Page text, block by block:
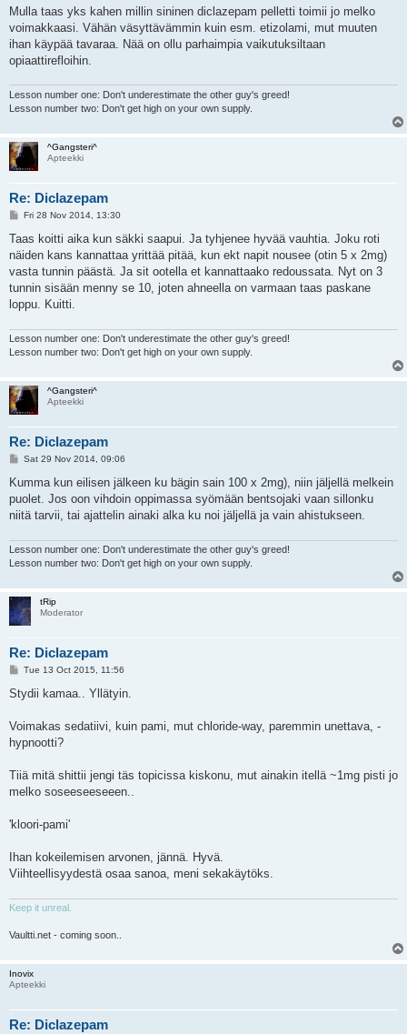
s
Mulla taas yks kahen millin sininen diclazepam pelletti toimii jo melko
voimakkaasi. Vähän väsyttävämmin kuin esm. etizolami, mut muuten
ihan käypää tavaraa. Nää on ollu parhaimpia vaikutuksiltaan
opiaattirefloihin.
Lesson number one: Don't underestimate the other guy's greed!
Lesson number two: Don't get high on your own supply.
^Gangsteri^
Apteekki
Re: Diclazepam
P
s
Fri 28 Nov 2014, 13:30
Taas koitti aika kun säkki saapui. Ja tyhjenee hyvää vauhtia. Joku roti
näiden kans kannattaa yrittää pitää, kun ekt napit nousee (otin 5 x 2mg)
vasta tunnin päästä. Ja sit ootella et kannattaako redoussata. Nyt on 3
tunnin sisään menny se 10, joten ahneella on varmaan taas paskane
loppu. Kuitti.
Lesson number one: Don't underestimate the other guy's greed!
Lesson number two: Don't get high on your own supply.
^Gangsteri^
Apteekki
Re: Diclazepam
P
s
Sat 29 Nov 2014, 09:06
Kumma kun eilisen jälkeen ku bägin sain 100 x 2mg), niin jäljellä melkein
puolet. Jos oon vihdoin oppimassa syömään bentsojaki vaan sillonku
niitä tarvii, tai ajattelin ainaki alka ku noi jäljellä ja vain ahistukseen.
Lesson number one: Don't underestimate the other guy's greed!
Lesson number two: Don't get high on your own supply.
tRip
Moderator
Re: Diclazepam
P
s
t
Tue 13 Oct 2015, 11:56
Stydii kamaa.. Yllätyin.
Voimakas sedatiivi, kuin pami, mut chloride-way, paremmin unettava, -
hypnootti?
Tiiä mitä shittii jengi täs topicissa kiskonu, mut ainakin itellä ~1mg pisti jo
melko soseeseeseeen..
'kloori-pami'
Ihan kokeilemisen arvonen, jännä. Hyvä.
Viihteellisyydestä osaa sanoa, meni sekakäytöks.
Keep it unreal.
Vaultti.net - coming soon..
Inovix
Apteekki
Re: Diclazepam